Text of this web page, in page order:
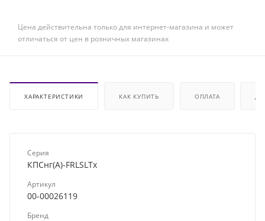
Цена действительна только для интернет-магазина и может
отличаться от цен в розничных магазинах
ХАРАКТЕРИСТИКИ КАК КУПИТЬ ОПЛАТА
Серия
КПСнг(А)-FRLSLTx
Артикул
00-00026119
Бренд